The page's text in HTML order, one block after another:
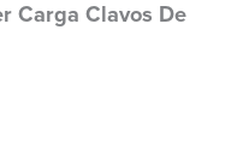
Carga Clavos De